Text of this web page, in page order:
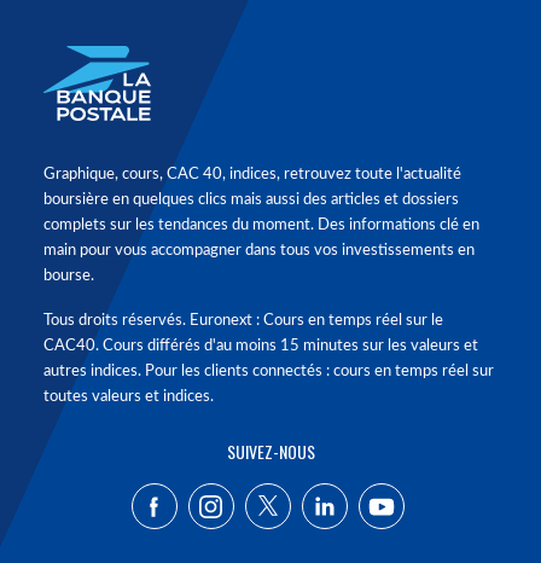
Graphique, cours, CAC 40, indices, retrouvez toute l'actualité
boursière en quelques clics mais aussi des articles et dossiers
complets sur les tendances du moment. Des informations clé en
main pour vous accompagner dans tous vos investissements en
bourse.
Tous droits réservés. Euronext : Cours en temps réel sur le
CAC40. Cours différés d'au moins 15 minutes sur les valeurs et
autres indices. Pour les clients connectés : cours en temps réel sur
toutes valeurs et indices.
SUIVEZ-NOUS